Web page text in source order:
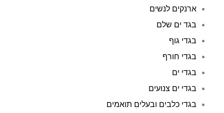
ארנקים לנשים
בגד ים שלם
בגדי גוף
בגדי חורף
בגדי ים
בגדי ים צנועים
בגדי כלבים ובעלים תואמים